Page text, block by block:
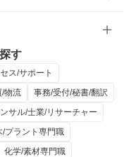
す
ス/サポート
/物流
事務/受付/秘書/翻訳
サル/士業/リサーチャー
/プラント専門職
化学/素材専門職